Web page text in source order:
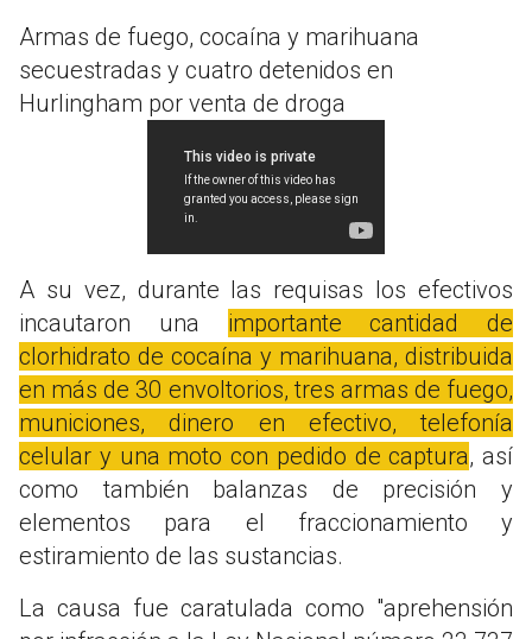
Armas de fuego, cocaína y marihuana
secuestradas y cuatro detenidos en
Hurlingham por venta de droga
A su vez, durante las requisas los efectivos
incautaron una importante cantidad de
clorhidrato de cocaína y marihuana, distribuida
en más de 30 envoltorios, tres armas de fuego,
municiones, dinero en efectivo, telefonía
celular y una moto con pedido de captura, así
como también balanzas de precisión y
elementos para el fraccionamiento y
estiramiento de las sustancias.
La causa fue caratulada como "aprehensión